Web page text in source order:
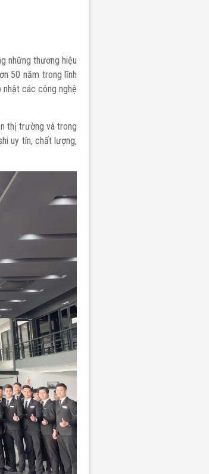
những thương hiệu
50 năm trong lĩnh
các công nghệ
thị trường và trong
uy tín, chất lượng,